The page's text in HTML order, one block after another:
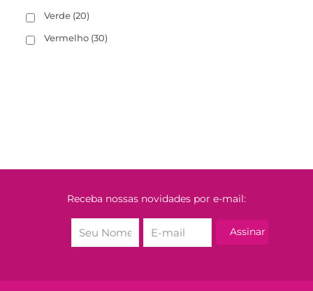
Verde (20)
Vermelho (30)
Receba nossas novidades por e-mail: